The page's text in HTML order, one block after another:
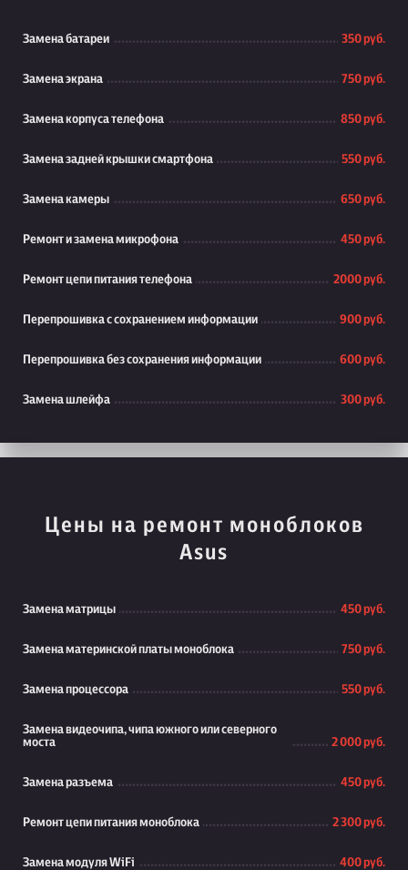
Замена батареи 350 руб.
Замена экрана 750 руб.
Замена корпуса телефона 850 руб.
Замена задней крышки смартфона 550 руб.
Замена камеры 650 руб.
Ремонт и замена микрофона 450 руб.
Ремонт цепи питания телефона 2000 руб.
Перепрошивка с сохранением информации 900 руб.
Перепрошивка без сохранения информации 600 руб.
Замена шлейфа 300 руб.
Цены на ремонт моноблоков
Asus
Замена матрицы 450 руб.
Замена материнской платы моноблока 750 руб.
Замена процессора 550 руб.
Замена видеочипа, чипа южного или северного
моста
2 000 руб.
Замена разъема 450 руб.
Ремонт цепи питания моноблока 2 300 руб.
Замена модуля WiFi 400 руб.